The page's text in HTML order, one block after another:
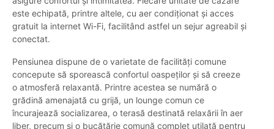
este echipată, printre altele, cu aer condiționat și acces
gratuit la internet Wi-Fi, facilitând astfel un sejur agreabil și
conectat.
Pensiunea dispune de o varietate de facilități comune
concepute să sporească confortul oaspeților și să creeze
o atmosferă relaxantă. Printre acestea se numără o
grădină amenajată cu grijă, un lounge comun ce
încurajează socializarea, o terasă destinată relaxării în aer
liber, precum și o bucătărie comună complet utilată pentru